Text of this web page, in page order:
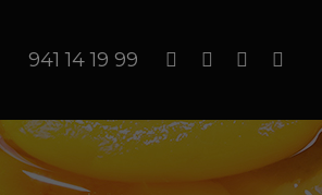
941 14 19 99